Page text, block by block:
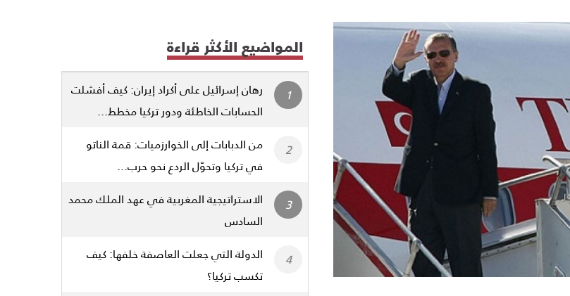
المواضيع الأكثر قراءة
رهان إسرائيل على أكراد إيران: كيف أفشلت
الحسابات الخاطئة ودور تركيا مخطط...
من الدبابات إلى الخوارزميات: قمة الناتو
في تركيا وتحوّل الردع نحو حرب...
الاستراتيجية المغربية في عهد الملك محمد
السادس
الدولة التي جعلت العاصفة خلفها: كيف
تكسب تركيا؟